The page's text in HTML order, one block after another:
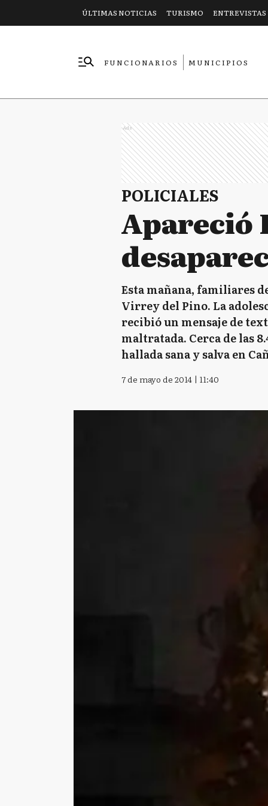
ÚLTIMAS NOTICIAS TURISMO ENTREVISTAS
FUNCIONARIOS
MUNICIPIOS
Ads
POLICIALES
Apareció
Esta mañana, familiares
Virrey del Pino. La
recibió un mensaje de
maltratada. Cerca de las
hallada sana y salva en
7 de mayo de 2014 | 11:40